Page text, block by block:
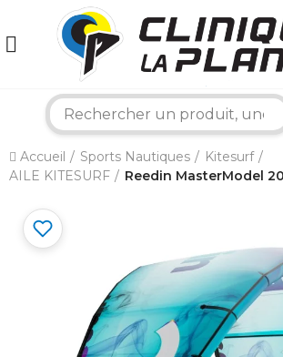
Accueil Sports Nautiques
Kitesurf
AILE KITESURF
Reedin MasterModel